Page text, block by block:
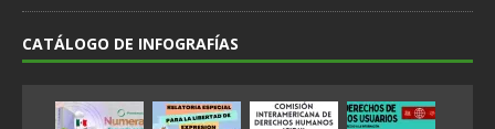
CATÁLOGO DE INFOGRAFÍAS